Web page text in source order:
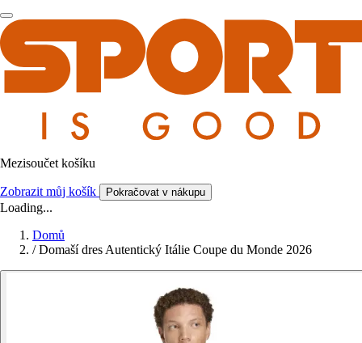
Mezisoučet košíku
Zobrazit můj košík Pokračovat v nákupu
Loading...
Domů
/ Domaší dres Autentický Itálie Coupe du Monde 2026